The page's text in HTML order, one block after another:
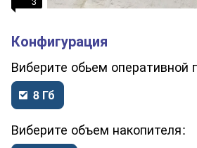
обьем оперативной
8 Гб
объем накопителя